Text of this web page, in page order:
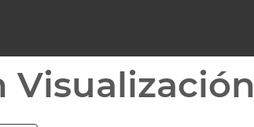
Visualización